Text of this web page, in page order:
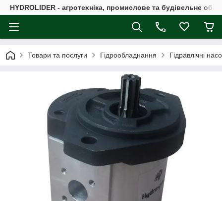
HYDROLIDER - агротехніка, промислове та будівельне
Товари та послуги Гідрообладнання Гідравлічні